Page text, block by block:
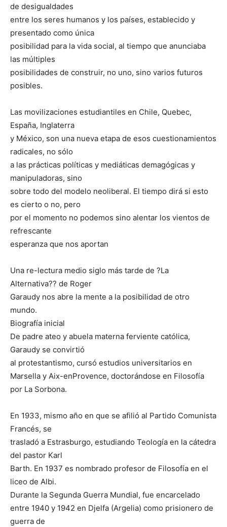
de desigualdades
entre los seres humanos y los países, establecido y
presentado como única
posibilidad para la vida social, al tiempo que anunciaba
las múltiples
posibilidades de construir, no uno, sino varios futuros
posibles.
Las movilizaciones estudiantiles en Chile, Quebec,
España, Inglaterra
y México, son una nueva etapa de esos cuestionamientos
radicales, no sólo
a las prácticas políticas y mediáticas demagógicas y
manipuladoras, sino
sobre todo del modelo neoliberal. El tiempo dirá si esto
es cierto o no, pero
por el momento no podemos sino alentar los vientos de
refrescante
esperanza que nos aportan
Una re-lectura medio siglo más tarde de ?La
Alternativa?? de Roger
Garaudy nos abre la mente a la posibilidad de otro
mundo.
Biografía inicial
De padre ateo y abuela materna ferviente católica,
Garaudy se convirtió
al protestantismo, cursó estudios universitarios en
Marsella y Aix-enProvence, doctorándose en Filosofía
por La Sorbona.
En 1933, mismo año en que se afilió al Partido Comunista
Francés, se
trasladó a Estrasburgo, estudiando Teología en la cátedra
del pastor Karl
Barth. En 1937 es nombrado profesor de Filosofía en el
liceo de Albi.
Durante la Segunda Guerra Mundial, fue encarcelado
entre 1940 y 1942 en Djelfa (Argelia) como prisionero de
guerra de